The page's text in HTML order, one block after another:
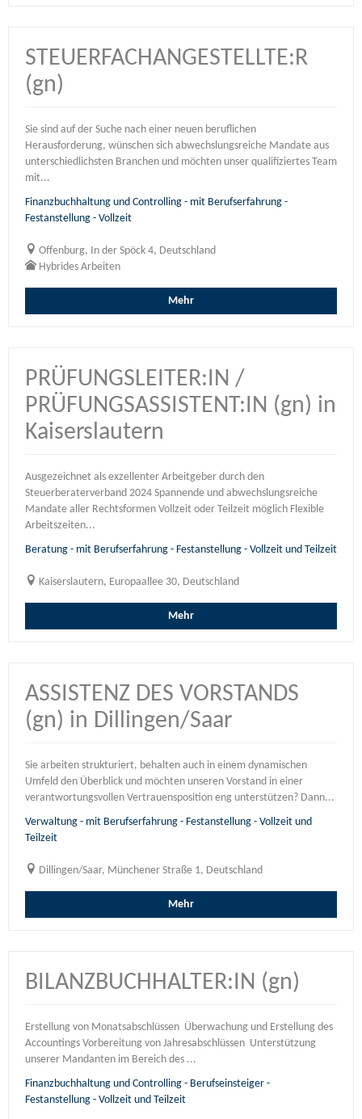
STEUERFACHANGESTELLTE:R
(gn)
Sie sind auf der Suche nach einer neuen beruflichen
Herausforderung, wünschen sich abwechslungsreiche Mandate aus
unterschiedlichsten Branchen und möchten unser qualifiziertes Team
mit...
Finanzbuchhaltung und Controlling - mit Berufserfahrung -
Festanstellung - Vollzeit
Offenburg, In der Spöck 4, Deutschland
Hybrides Arbeiten
Mehr
PRÜFUNGSLEITER:IN /
PRÜFUNGSASSISTENT:IN (gn) in
Kaiserslautern
Ausgezeichnet als exzellenter Arbeitgeber durch den
Steuerberaterverband 2024 Spannende und abwechslungsreiche
Mandate aller Rechtsformen Vollzeit oder Teilzeit möglich Flexible
Arbeitszeiten...
Beratung - mit Berufserfahrung - Festanstellung - Vollzeit und Teilzeit
Kaiserslautern, Europaallee 30, Deutschland
Mehr
ASSISTENZ DES VORSTANDS
(gn) in Dillingen/Saar
Sie arbeiten strukturiert, behalten auch in einem dynamischen
Umfeld den Überblick und möchten unseren Vorstand in einer
verantwortungsvollen Vertrauensposition eng unterstützen? Dann...
Verwaltung - mit Berufserfahrung - Festanstellung - Vollzeit und
Teilzeit
Dillingen/Saar, Münchener Straße 1, Deutschland
Mehr
BILANZBUCHHALTER:IN (gn)
Erstellung von Monatsabschlüssen Überwachung und Erstellung des
Accountings Vorbereitung von Jahresabschlüssen Unterstützung
unserer Mandanten im Bereich des ...
Finanzbuchhaltung und Controlling - Berufseinsteiger -
Festanstellung - Vollzeit und Teilzeit